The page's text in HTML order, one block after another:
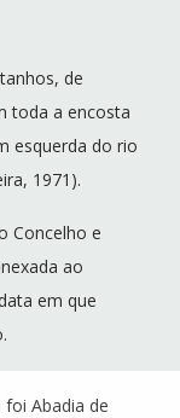
de
toda a encosta
esquerda do rio
1971).
Concelho e
ao
em que
Abadia de